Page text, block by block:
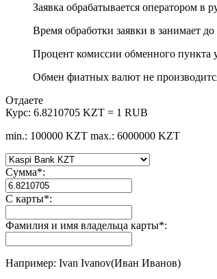
Заявка обрабатывается оператором в
Время обработки заявки в занимает
Процент комиссии обменного пункта
Обмен фиатных валют не
Отдаете
Курс: 6.8210705 KZT = 1 RUB
min.: 100000 KZT max.: 6000000 KZT
Сумма*:
С карты*:
Фамилия и имя владельца карты*:
Например: Ivan Ivanov(Иван Иванов)